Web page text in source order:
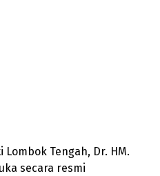
Lombok Tengah, Dr. HM.
secara resmi